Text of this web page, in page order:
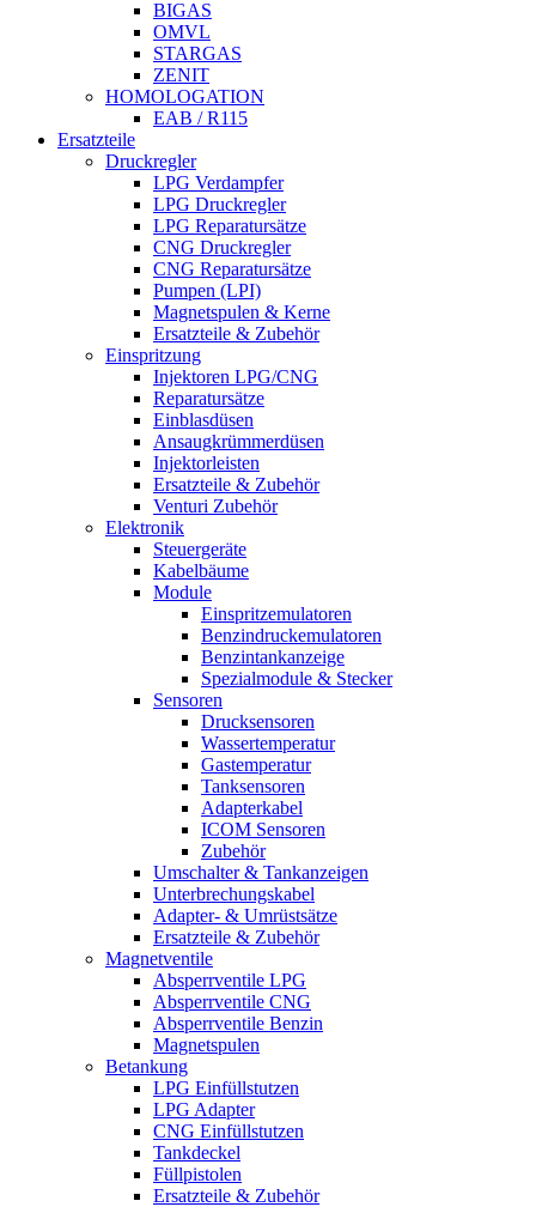
BIGAS
OMVL
STARGAS
ZENIT
HOMOLOGATION
EAB / R115
Ersatzteile
Druckregler
LPG Verdampfer
LPG Druckregler
LPG Reparatursätze
CNG Druckregler
CNG Reparatursätze
Pumpen (LPI)
Magnetspulen & Kerne
Ersatzteile & Zubehör
Einspritzung
Injektoren LPG/CNG
Reparatursätze
Einblasdüsen
Ansaugkrümmerdüsen
Injektorleisten
Ersatzteile & Zubehör
Venturi Zubehör
Elektronik
Steuergeräte
Kabelbäume
Module
Einspritzemulatoren
Benzindruckemulatoren
Benzintankanzeige
Spezialmodule & Stecker
Sensoren
Drucksensoren
Wassertemperatur
Gastemperatur
Tanksensoren
Adapterkabel
ICOM Sensoren
Zubehör
Umschalter & Tankanzeigen
Unterbrechungskabel
Adapter- & Umrüstsätze
Ersatzteile & Zubehör
Magnetventile
Absperrventile LPG
Absperrventile CNG
Absperrventile Benzin
Magnetspulen
Betankung
LPG Einfüllstutzen
LPG Adapter
CNG Einfüllstutzen
Tankdeckel
Füllpistolen
Ersatzteile & Zubehör